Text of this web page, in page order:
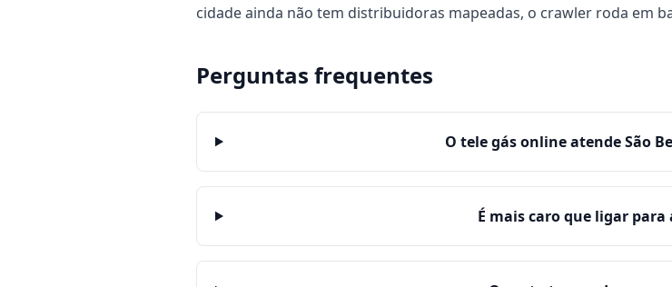
cidade ainda não tem distribuidoras mapeadas, o crawler roda em
Perguntas frequentes
O tele gás online atende São
É mais caro que ligar para